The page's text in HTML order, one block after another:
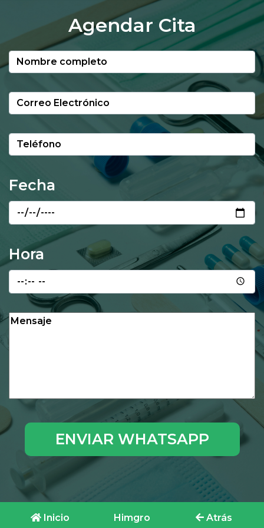
Agendar Cita
Fecha
Hora
ENVIAR WHATSAPP
Inicio Himgro Atrás